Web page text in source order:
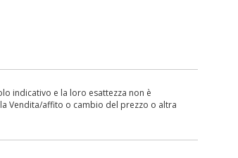
indicativo e la loro esattezza non è
Vendita/affito o cambio del prezzo o altra